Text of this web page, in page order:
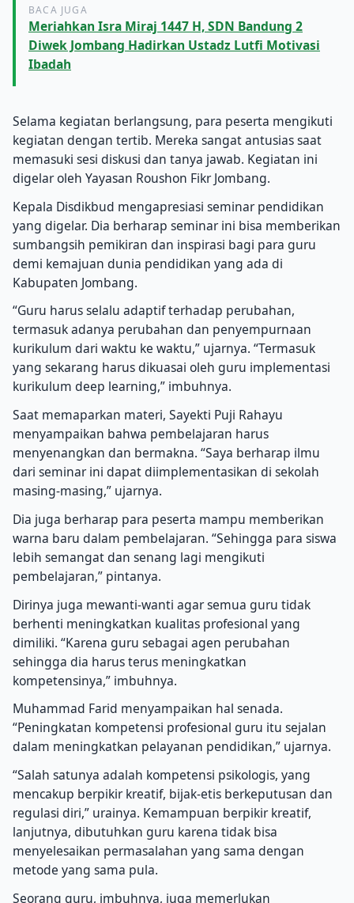
BACA JUGA
Meriahkan Isra Miraj 1447 H, SDN Bandung 2
Diwek Jombang Hadirkan Ustadz Lutfi Motivasi
Ibadah
Selama kegiatan berlangsung, para peserta mengikuti
kegiatan dengan tertib. Mereka sangat antusias saat
memasuki sesi diskusi dan tanya jawab. Kegiatan ini
digelar oleh Yayasan Roushon Fikr Jombang.
Kepala Disdikbud mengapresiasi seminar pendidikan
yang digelar. Dia berharap seminar ini bisa memberikan
sumbangsih pemikiran dan inspirasi bagi para guru
demi kemajuan dunia pendidikan yang ada di
Kabupaten Jombang.
“Guru harus selalu adaptif terhadap perubahan,
termasuk adanya perubahan dan penyempurnaan
kurikulum dari waktu ke waktu,” ujarnya. “Termasuk
yang sekarang harus dikuasai oleh guru implementasi
kurikulum deep learning,” imbuhnya.
Saat memaparkan materi, Sayekti Puji Rahayu
menyampaikan bahwa pembelajaran harus
menyenangkan dan bermakna. “Saya berharap ilmu
dari seminar ini dapat diimplementasikan di sekolah
masing-masing,” ujarnya.
Dia juga berharap para peserta mampu memberikan
warna baru dalam pembelajaran. “Sehingga para siswa
lebih semangat dan senang lagi mengikuti
pembelajaran,” pintanya.
Dirinya juga mewanti-wanti agar semua guru tidak
berhenti meningkatkan kualitas profesional yang
dimiliki. “Karena guru sebagai agen perubahan
sehingga dia harus terus meningkatkan
kompetensinya,” imbuhnya.
Muhammad Farid menyampaikan hal senada.
“Peningkatan kompetensi profesional guru itu sejalan
dalam meningkatkan pelayanan pendidikan,” ujarnya.
“Salah satunya adalah kompetensi psikologis, yang
mencakup berpikir kreatif, bijak-etis berkeputusan dan
regulasi diri,” urainya. Kemampuan berpikir kreatif,
lanjutnya, dibutuhkan guru karena tidak bisa
menyelesaikan permasalahan yang sama dengan
metode yang sama pula.
Seorang guru, imbuhnya, juga memerlukan